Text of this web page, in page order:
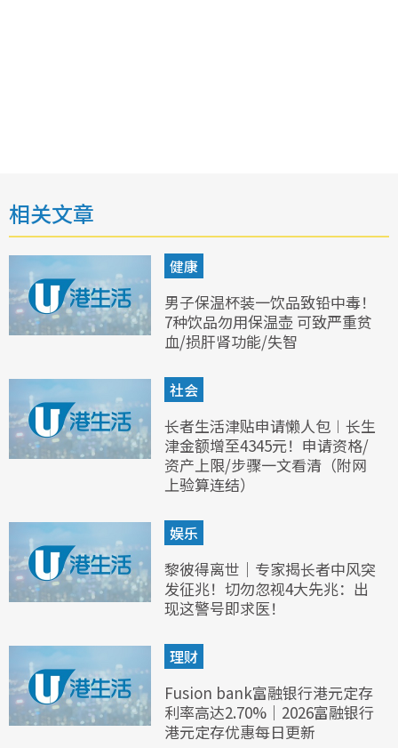
相关文章
健康
男子保温杯装一饮品致铅中毒！
7种饮品勿用保温壶 可致严重贫
血/损肝肾功能/失智
社会
长者生活津贴申请懒人包︱长生
津金额增至4345元！申请资格/
资产上限/步骤一文看清（附网
上验算连结）
娱乐
黎彼得离世｜专家揭长者中风突
发征兆！切勿忽视4大先兆：出
现这警号即求医！
理财
Fusion bank富融银行港元定存
利率高达2.70%｜2026富融银行
港元定存优惠每日更新